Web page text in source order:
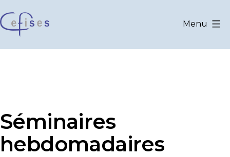
au
contenu
Menu
Séminaires
hebdomadaires